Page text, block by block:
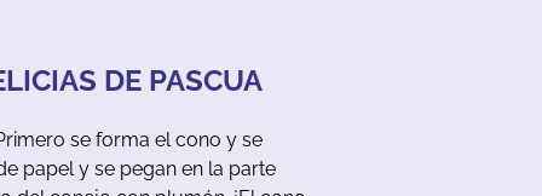
DE PASCUA
se forma el cono y se
papel y se pegan en la parte